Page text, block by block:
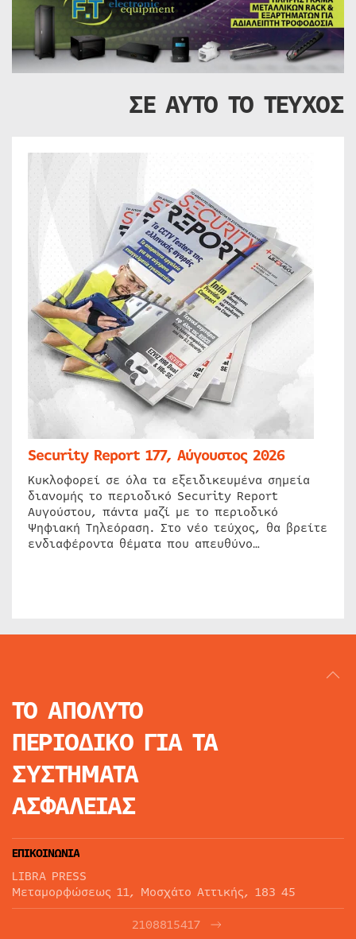
ΣΕ ΑΥΤΟ ΤΟ ΤΕΥΧΟΣ
Security Report 177, Αύγουστος 2026
Κυκλοφορεί σε όλα τα εξειδικευμένα σημεία
διανομής το περιοδικό Security Report
Αυγούστου, πάντα μαζί με το περιοδικό
Ψηφιακή Τηλεόραση. Στο νέο τεύχος, θα βρείτε
ενδιαφέροντα θέματα που απευθύνο…
ΤΟ ΑΠΟΛΥΤΟ
ΠΕΡΙΟΔΙΚΟ ΓΙΑ ΤΑ
ΣΥΣΤΗΜΑΤΑ
ΑΣΦΑΛΕΙΑΣ
ΕΠΙΚΟΙΝΩΝΙΑ
LIBRA PRESS
Μεταμορφώσεως 11, Μοσχάτο Αττικής, 183 45
2108815417